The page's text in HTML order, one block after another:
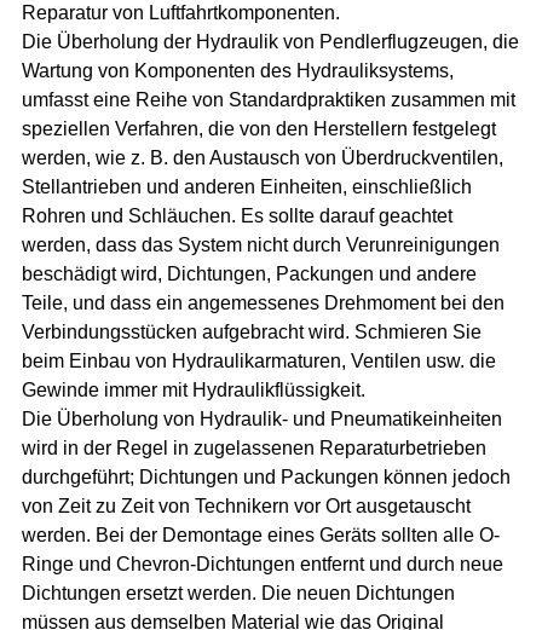
Reparatur von Luftfahrtkomponenten.
Die Überholung der Hydraulik von Pendlerflugzeugen, die
Wartung von Komponenten des Hydrauliksystems,
umfasst eine Reihe von Standardpraktiken zusammen mit
speziellen Verfahren, die von den Herstellern festgelegt
werden, wie z. B. den Austausch von Überdruckventilen,
Stellantrieben und anderen Einheiten, einschließlich
Rohren und Schläuchen. Es sollte darauf geachtet
werden, dass das System nicht durch Verunreinigungen
beschädigt wird, Dichtungen, Packungen und andere
Teile, und dass ein angemessenes Drehmoment bei den
Verbindungsstücken aufgebracht wird. Schmieren Sie
beim Einbau von Hydraulikarmaturen, Ventilen usw. die
Gewinde immer mit Hydraulikflüssigkeit.
Die Überholung von Hydraulik- und Pneumatikeinheiten
wird in der Regel in zugelassenen Reparaturbetrieben
durchgeführt; Dichtungen und Packungen können jedoch
von Zeit zu Zeit von Technikern vor Ort ausgetauscht
werden. Bei der Demontage eines Geräts sollten alle O-
Ringe und Chevron-Dichtungen entfernt und durch neue
Dichtungen ersetzt werden. Die neuen Dichtungen
müssen aus demselben Material wie das Original